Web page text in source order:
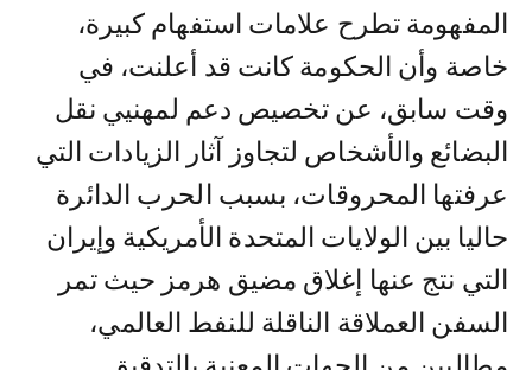
المفهومة تطرح علامات استفهام كبيرة،
خاصة وأن الحكومة كانت قد أعلنت، في
وقت سابق، عن تخصيص دعم لمهنيي نقل
البضائع والأشخاص لتجاوز آثار الزيادات التي
عرفتها المحروقات، بسبب الحرب الدائرة
حاليا بين الولايات المتحدة الأمريكية وإيران
التي نتج عنها إغلاق مضيق هرمز حيث تمر
السفن العملاقة الناقلة للنفط العالمي،